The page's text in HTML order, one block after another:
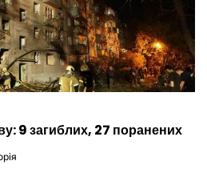
9 загиблих, 27 поранених